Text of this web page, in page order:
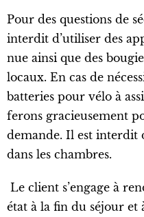
Pour des questions de
interdit d’utiliser des
nue ainsi que des
locaux. En cas de
batteries pour vélo à
ferons gracieusement
demande. Il est interdit
dans les chambres.
Le client s’engage à
état à la fin du séjour et